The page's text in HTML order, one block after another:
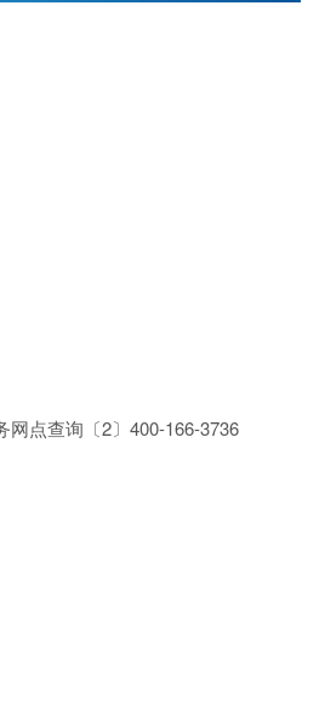
网点查询〔2〕400-166-3736